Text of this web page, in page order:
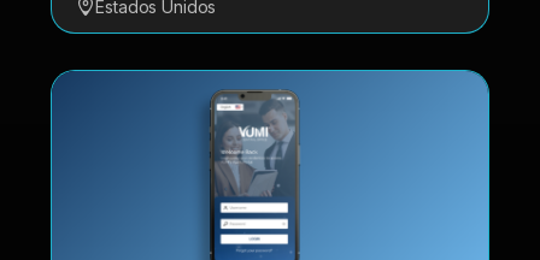
Estados Unidos